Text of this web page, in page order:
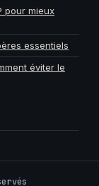
pour mieux
essentiels
éviter le